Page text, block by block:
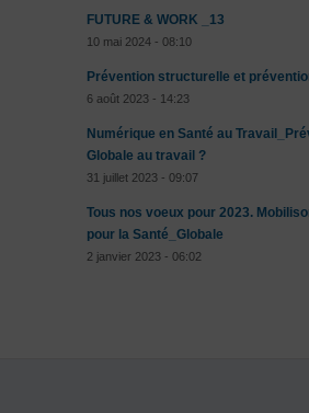
FUTURE & WORK _13
10 mai 2024 - 08:10
Prévention structurelle et
6 août 2023 - 14:23
Numérique en Santé au
Globale au travail ?
31 juillet 2023 - 09:07
Tous nos voeux pour 2023.
pour la Santé_Globale
2 janvier 2023 - 06:02